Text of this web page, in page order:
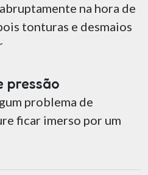
na hora de
tonturas e desmaios
pressão
problema de
ficar imerso por um